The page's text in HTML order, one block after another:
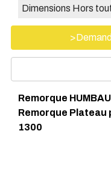
Dimensions Hors
Remorque
Remorque Plateau
1300